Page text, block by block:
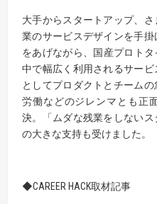
大手からスタートアップ、
業のサービスデザインを手
をあげながら、国産プロト
中で幅広く利用されるサー
としてプロダクトとチーム
労働などのジレンマとも正
決。「ムダな残業をしない
の大きな支持も受けました。
◆CAREER HACK取材記事